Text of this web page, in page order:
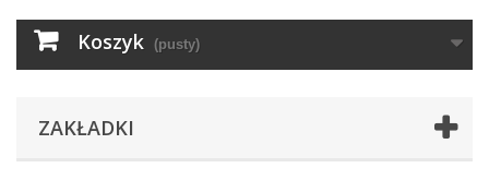
Koszyk (pusty)
ZAKŁADKI